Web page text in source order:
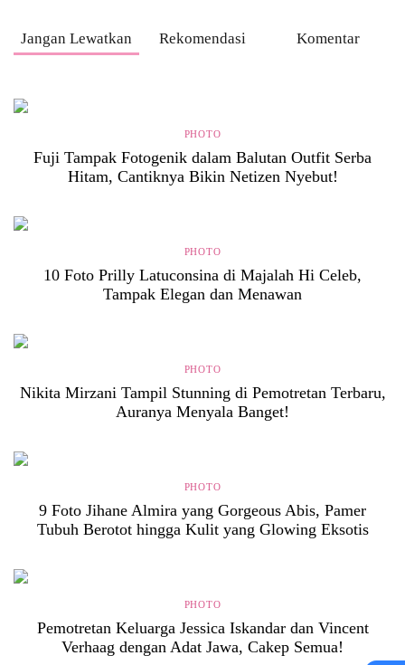
Jangan Lewatkan Rekomendasi Komentar
PHOTO
Fuji Tampak Fotogenik dalam Balutan Outfit Serba
Hitam, Cantiknya Bikin Netizen Nyebut!
PHOTO
10 Foto Prilly Latuconsina di Majalah Hi Celeb,
Tampak Elegan dan Menawan
PHOTO
Nikita Mirzani Tampil Stunning di Pemotretan Terbaru,
Auranya Menyala Banget!
PHOTO
9 Foto Jihane Almira yang Gorgeous Abis, Pamer
Tubuh Berotot hingga Kulit yang Glowing Eksotis
PHOTO
Pemotretan Keluarga Jessica Iskandar dan Vincent
Verhaag dengan Adat Jawa, Cakep Semua!